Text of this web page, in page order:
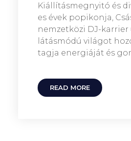
Kiállításmegnyitó és
es évek popikonja,
nemzetközi DJ-karrier
látásmódú világot
tagja energiáját és
READ MORE